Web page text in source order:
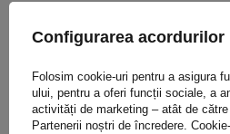
distribuție uniformă a forței și o
în timpul transportului.
Forța standard de
Configurarea acordurilor
Folosim cookie-uri pentru a asigura
ului, pentru a oferi funcții sociale, a
activități de marketing – atât de
Partenerii noștri de încredere.